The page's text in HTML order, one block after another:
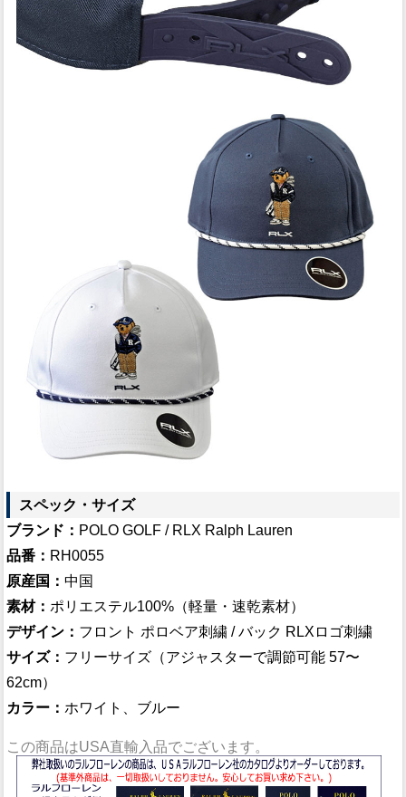
スペック・サイズ
ブランド： POLO GOLF / RLX Ralph Lauren
品番： RH0055
原産国： 中国
素材： ポリエステル100%（軽量・速乾素材）
デザイン： フロント ポロベア刺繍 / バック RLXロゴ刺繍
サイズ： フリーサイズ（アジャスターで調節可能 57〜
62cm）
カラー： ホワイト、ブルー
この商品はUSA直輸入品でございます。